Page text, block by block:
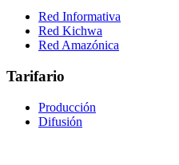
Red Informativa
Red Kichwa
Red Amazónica
Tarifario
Producción
Difusión